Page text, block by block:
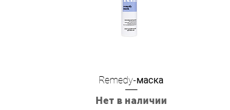
Remedy-маска
Нет в наличии